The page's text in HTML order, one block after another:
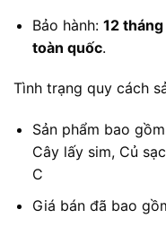
Bảo hành: 12
toàn quốc.
Tình trạng quy cách
Sản phẩm bao
Cây lấy sim, Củ
C
Giá bán đã bao